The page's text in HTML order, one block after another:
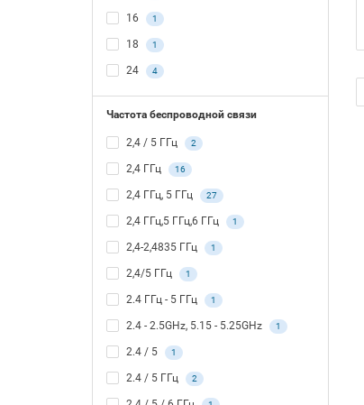
16 1
18 1
24 4
Частота беспроводной связи
2,4 / 5 ГГц 2
2,4 ГГц 16
2,4 ГГц, 5 ГГц 27
2,4 ГГц,5 ГГц,6 ГГц 1
2,4-2,4835 ГГц 1
2,4/5 ГГц 1
2.4 ГГц - 5 ГГц 1
2.4 - 2.5GHz, 5.15 - 5.25GHz 1
2.4 / 5 1
2.4 / 5 ГГц 2